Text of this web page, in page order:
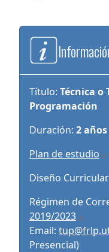
Título: Técnica o
Programación
Duración: 2 años
Plan de estudio
Diseño
Régimen de
2019/2023
Email:
Presencial)